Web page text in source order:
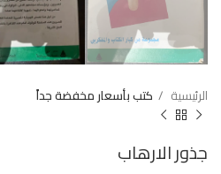
الرئيسية كتب بأسعار مخفضة جداً
جذور الارهاب